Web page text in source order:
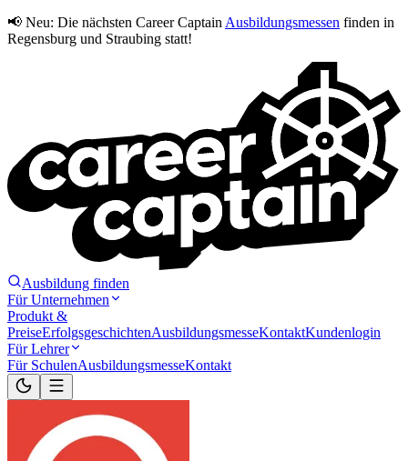
📢 Neu: Die nächsten Career Captain Ausbildungsmessen finden in
Regensburg und Straubing statt!
Ausbildung finden
Für Unternehmen
Produkt &
PreiseErfolgsgeschichtenAusbildungsmesseKontaktKundenlogin
Für Lehrer
Für SchulenAusbildungsmesseKontakt